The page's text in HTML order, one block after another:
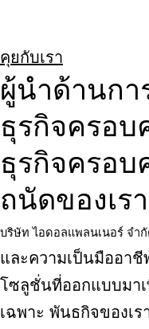
คุยกับเรา
ผู้นำด้านกา
ธุรกิจครอบ
ธุรกิจครอบ
ถนัดของเรา
บริษัท ไอดอลแพลนเนอร์ จำ
และความเป็นมืออา
โซลูชั่นที่ออกแบบมา
เฉพาะ พันธกิจของเร